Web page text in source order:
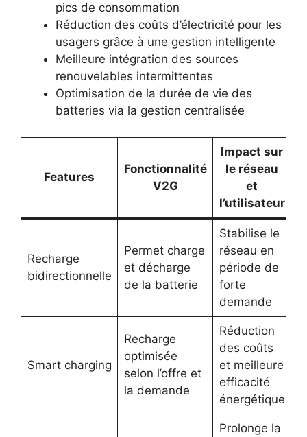
pics de consommation
Réduction des coûts d’électricité pour les
usagers grâce à une gestion intelligente
Meilleure intégration des sources
renouvelables intermittentes
Optimisation de la durée de vie des
batteries via la gestion centralisée
Features
Fonctionnalité
V2G
Impact sur
le réseau
et
l’utilisateur
Recharge
bidirectionnelle
Permet charge
et décharge
de la batterie
Stabilise le
réseau en
période de
forte
demande
Smart charging
Recharge
optimisée
selon l’offre et
la demande
Réduction
des coûts
et meilleure
efficacité
énergétique
Prolonge la